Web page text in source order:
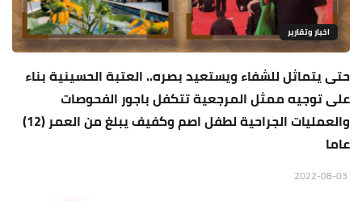
اخبار وتقارير
حتى يتماثل للشفاء ويستعيد بصره.. العتبة الحسينية بناء
على توجيه ممثل المرجعية تتكفل باجور الفحوصات
والعمليات الجراحية لطفل اصم وكفيف يبلغ من العمر (12)
عاما